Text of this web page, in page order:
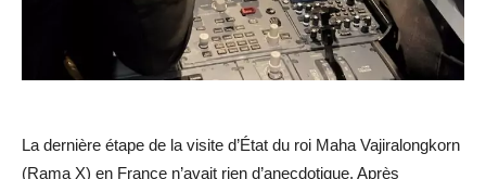
La dernière étape de la visite d’État du roi Maha Vajiralongkorn
(Rama X) en France n’avait rien d’anecdotique. Après